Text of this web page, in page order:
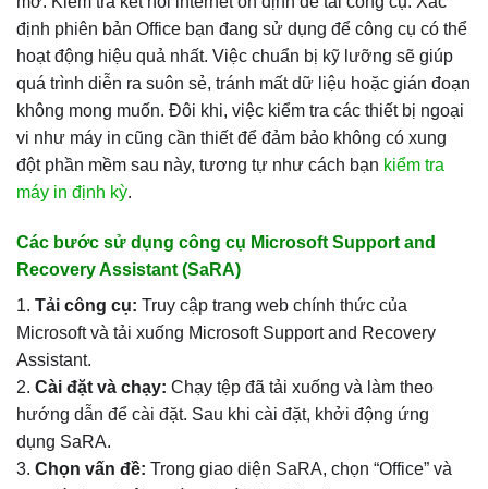
định phiên bản Office bạn đang sử dụng để công cụ có thể
hoạt động hiệu quả nhất. Việc chuẩn bị kỹ lưỡng sẽ giúp
quá trình diễn ra suôn sẻ, tránh mất dữ liệu hoặc gián đoạn
không mong muốn. Đôi khi, việc kiểm tra các thiết bị ngoại
vi như máy in cũng cần thiết để đảm bảo không có xung
đột phần mềm sau này, tương tự như cách bạn kiểm tra
máy in định kỳ.
Các bước sử dụng công cụ Microsoft Support and
Recovery Assistant (SaRA)
1. Tải công cụ: Truy cập trang web chính thức của
Microsoft và tải xuống Microsoft Support and Recovery
Assistant.
2. Cài đặt và chạy: Chạy tệp đã tải xuống và làm theo
hướng dẫn để cài đặt. Sau khi cài đặt, khởi động ứng
dụng SaRA.
3. Chọn vấn đề: Trong giao diện SaRA, chọn “Office” và